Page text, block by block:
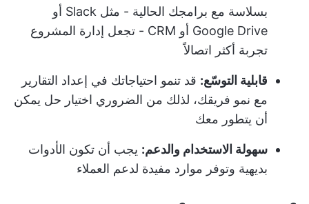
بسلاسة مع برامجك الحالية - مثل Slack أو
Google Drive أو CRM - تجعل إدارة المشروع
تجربة أكثر اتصالاً
قابلية التوسّع: قد تنمو احتياجاتك في إعداد التقارير
مع نمو فريقك، لذلك من الضروري اختيار حل يمكن
أن يتطور معك
سهولة الاستخدام والدعم: يجب أن تكون الأدوات
بديهية وتوفر موارد مفيدة لدعم العملاء